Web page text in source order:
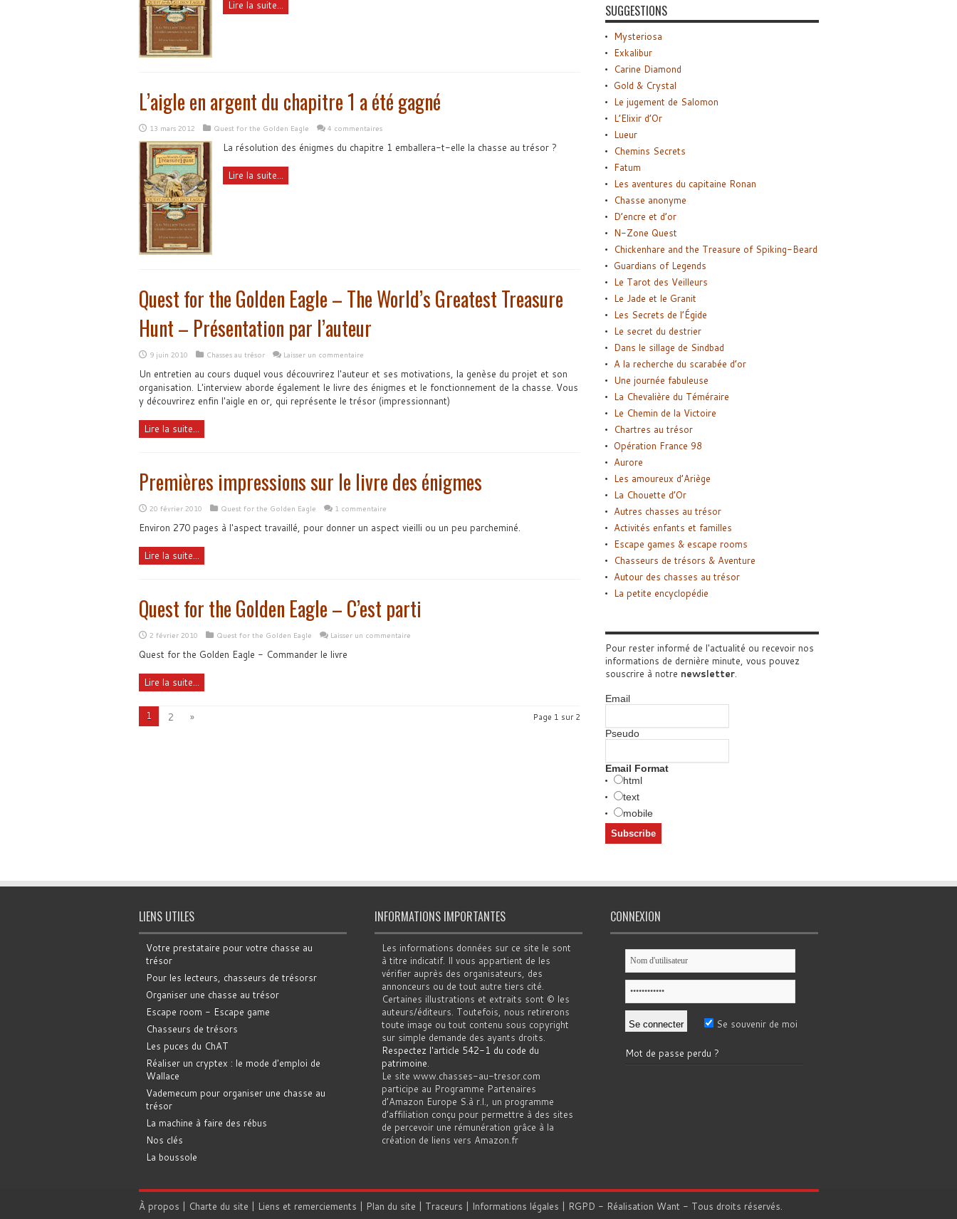
Lire la suite...
L’aigle en argent du chapitre 1 a été gagné
13 mars 2012 Quest for the Golden Eagle 4 commentaires
La résolution des énigmes du chapitre 1 emballera-t-elle la chasse au trésor ?
Lire la suite...
Quest for the Golden Eagle – The World’s Greatest Treasure
Hunt – Présentation par l’auteur
9 juin 2010 Chasses au trésor Laisser un commentaire
Un entretien au cours duquel vous découvrirez l'auteur et ses motivations, la genèse du projet et son
organisation. L'interview aborde également le livre des énigmes et le fonctionnement de la chasse. Vous
y découvrirez enfin l'aigle en or, qui représente le trésor (impressionnant)
Lire la suite...
Premières impressions sur le livre des énigmes
20 février 2010 Quest for the Golden Eagle 1 commentaire
Environ 270 pages à l'aspect travaillé, pour donner un aspect vieilli ou un peu parcheminé.
Lire la suite...
Quest for the Golden Eagle – C’est parti
2 février 2010 Quest for the Golden Eagle Laisser un commentaire
Quest for the Golden Eagle - Commander le livre
Lire la suite...
Page 1 sur 2
1 2 »
SUGGESTIONS
Mysteriosa
Exkalibur
Carine Diamond
Gold & Crystal
Le jugement de Salomon
L’Elixir d’Or
Lueur
Chemins Secrets
Fatum
Les aventures du capitaine Ronan
Chasse anonyme
D’encre et d’or
N-Zone Quest
Chickenhare and the Treasure of Spiking-Beard
Guardians of Legends
Le Tarot des Veilleurs
Le Jade et le Granit
Les Secrets de l’Égide
Le secret du destrier
Dans le sillage de Sindbad
A la recherche du scarabée d’or
Une journée fabuleuse
La Chevalière du Téméraire
Le Chemin de la Victoire
Chartres au trésor
Opération France 98
Aurore
Les amoureux d’Ariège
La Chouette d’Or
Autres chasses au trésor
Activités enfants et familles
Escape games & escape rooms
Chasseurs de trésors & Aventure
Autour des chasses au trésor
La petite encyclopédie
Pour rester informé de l'actualité ou recevoir nos
informations de dernière minute, vous pouvez
souscrire à notre newsletter.
Email
Pseudo
Email Format
html
text
mobile
LIENS UTILES
Votre prestataire pour votre chasse au
trésor
Pour les lecteurs, chasseurs de trésorsr
Organiser une chasse au trésor
Escape room - Escape game
Chasseurs de trésors
Les puces du ChAT
Réaliser un cryptex : le mode d'emploi de
Wallace
Vademecum pour organiser une chasse au
trésor
La machine à faire des rébus
Nos clés
La boussole
INFORMATIONS IMPORTANTES
Les informations données sur ce site le sont
à titre indicatif. Il vous appartient de les
vérifier auprès des organisateurs, des
annonceurs ou de tout autre tiers cité.
Certaines illustrations et extraits sont © les
auteurs/éditeurs. Toutefois, nous retirerons
toute image ou tout contenu sous copyright
sur simple demande des ayants droits.
Respectez l'article 542-1 du code du
patrimoine
Le site www.chasses-au-tresor.com
participe au Programme Partenaires
d’Amazon Europe S.à r.l., un programme
d’affiliation conçu pour permettre à des sites
de percevoir une rémunération grâce à la
création de liens vers Amazon.fr
CONNEXION
Se souvenir de moi
Mot de passe perdu ?
À propos | Charte du site | Liens et remerciements | Plan du site | Traceurs | Informations légales | RGPD - Réalisation Want - Tous droits réservés.